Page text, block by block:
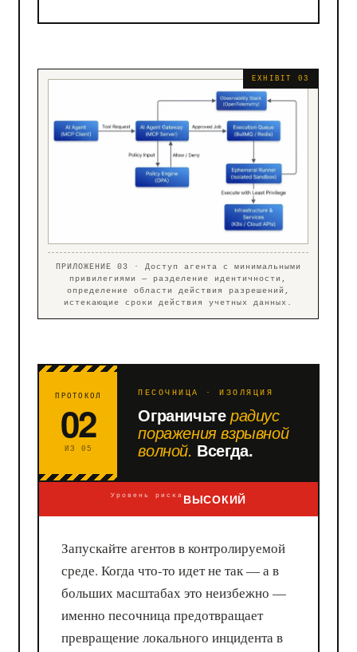
ПРИЛОЖЕНИЕ 03 · Доступ агента с минимальными
привилегиями — разделение идентичности,
определение области действия разрешений,
истекающие сроки действия учетных данных.
ПРОТОКОЛ
02
ИЗ 05
ПЕСОЧНИЦА · ИЗОЛЯЦИЯ
Ограничьтерадиус
поражения взрывной
волной. Всегда.
Уровень риска ВЫСОКИЙ
Запускайте агентов в контролируемой
среде. Когда что-то идет не так — а в
больших масштабах это неизбежно —
именно песочница предотвращает
превращение локального инцидента в